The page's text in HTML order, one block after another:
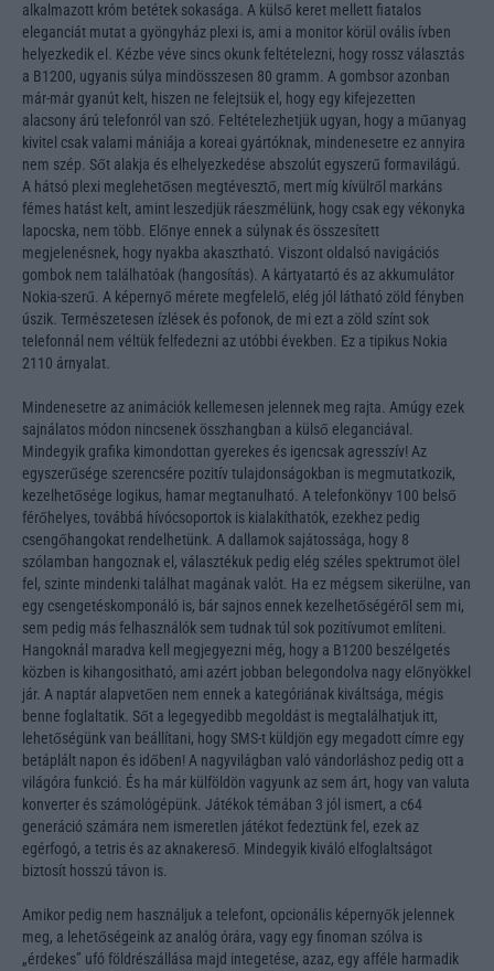
alkalmazott króm betétek sokasága. A külső keret mellett fiatalos
eleganciát mutat a gyöngyház plexi is, ami a monitor körül ovális ívben
helyezkedik el. Kézbe véve sincs okunk feltételezni, hogy rossz választás
a B1200, ugyanis súlya mindösszesen 80 gramm. A gombsor azonban
már-már gyanút kelt, hiszen ne felejtsük el, hogy egy kifejezetten
alacsony árú telefonról van szó. Feltételezhetjük ugyan, hogy a műanyag
kivitel csak valami mániája a koreai gyártóknak, mindenesetre ez annyira
nem szép. Sőt alakja és elhelyezkedése abszolút egyszerű formavilágú.
A hátsó plexi meglehetősen megtévesztő, mert míg kívülről markáns
fémes hatást kelt, amint leszedjük ráeszmélünk, hogy csak egy vékonyka
lapocska, nem több. Előnye ennek a súlynak és összesített
megjelenésnek, hogy nyakba akasztható. Viszont oldalsó navigációs
gombok nem találhatóak (hangosítás). A kártyatartó és az akkumulátor
Nokia-szerű. A képernyő mérete megfelelő, elég jól látható zöld fényben
úszik. Természetesen ízlések és pofonok, de mi ezt a zöld színt sok
telefonnál nem véltük felfedezni az utóbbi években. Ez a tipikus Nokia
2110 árnyalat.
Mindenesetre az animációk kellemesen jelennek meg rajta. Amúgy ezek
sajnálatos módon nincsenek összhangban a külső eleganciával.
Mindegyik grafika kimondottan gyerekes és igencsak agresszív! Az
egyszerűsége szerencsére pozitív tulajdonságokban is megmutatkozik,
kezelhetősége logikus, hamar megtanulható. A telefonkönyv 100 belső
férőhelyes, továbbá hívócsoportok is kialakíthatók, ezekhez pedig
csengőhangokat rendelhetünk. A dallamok sajátossága, hogy 8
szólamban hangoznak el, választékuk pedig elég széles spektrumot ölel
fel, szinte mindenki találhat magának valót. Ha ez mégsem sikerülne, van
egy csengetéskomponáló is, bár sajnos ennek kezelhetőségéről sem mi,
sem pedig más felhasználók sem tudnak túl sok pozitívumot említeni.
Hangoknál maradva kell megjegyezni még, hogy a B1200 beszélgetés
közben is kihangositható, ami azért jobban belegondolva nagy előnyökkel
jár. A naptár alapvetően nem ennek a kategóriának kiváltsága, mégis
benne foglaltatik. Sőt a legegyedibb megoldást is megtalálhatjuk itt,
lehetőségünk van beállítani, hogy SMS-t küldjön egy megadott címre egy
betáplált napon és időben! A nagyvilágban való vándorláshoz pedig ott a
világóra funkció. És ha már külföldön vagyunk az sem árt, hogy van valuta
konverter és számológépünk. Játékok témában 3 jól ismert, a c64
generáció számára nem ismeretlen játékot fedeztünk fel, ezek az
egérfogó, a tetris és az aknakereső. Mindegyik kiváló elfoglaltságot
biztosít hosszú távon is.
Amikor pedig nem használjuk a telefont, opcionális képernyők jelennek
meg, a lehetőségeink az analóg órára, vagy egy finoman szólva is
„érdekes” ufó földrészállása majd integetése, azaz, egy afféle harmadik